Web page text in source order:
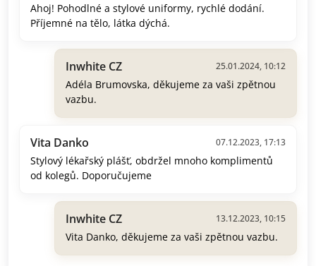
Ahoj! Pohodlné a stylové uniformy, rychlé dodání.
Příjemné na tělo, látka dýchá.
Inwhite CZ 25.01.2024, 10:12
Adéla Brumovska, děkujeme za vaši zpětnou
vazbu.
Vita Danko 07.12.2023, 17:13
Stylový lékařský plášť, obdržel mnoho komplimentů
od kolegů. Doporučujeme
Inwhite CZ 13.12.2023, 10:15
Vita Danko, děkujeme za vaši zpětnou vazbu.